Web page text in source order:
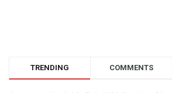
TRENDING COMMENTS